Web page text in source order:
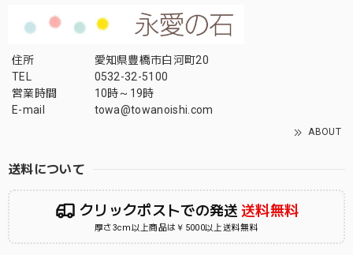
住所
愛知県豊橋市白河町20
TEL
0532-32-5100
営業時間
10時～19時
E-mail
towa@towanoishi.com
ABOUT
送料について
クリックポストでの発送 送料無料
厚さ3cm以上商品は￥5000以上送料無料